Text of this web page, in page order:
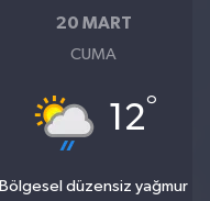
20 MART
CUMA
12°
Bölgesel düzensiz yağmur